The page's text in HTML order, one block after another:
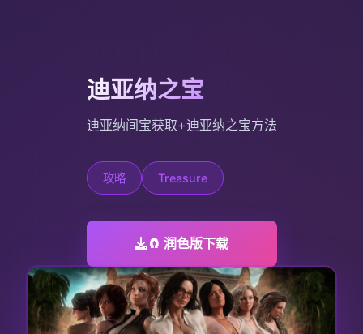
迪亚纳之宝
迪亚纳间宝获取+迪亚纳之宝方法
攻略 Treasure
🧲 润色版下载